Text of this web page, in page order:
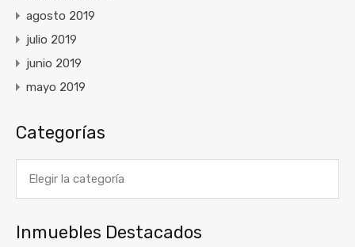
agosto 2019
julio 2019
junio 2019
mayo 2019
Categorías
Inmuebles Destacados